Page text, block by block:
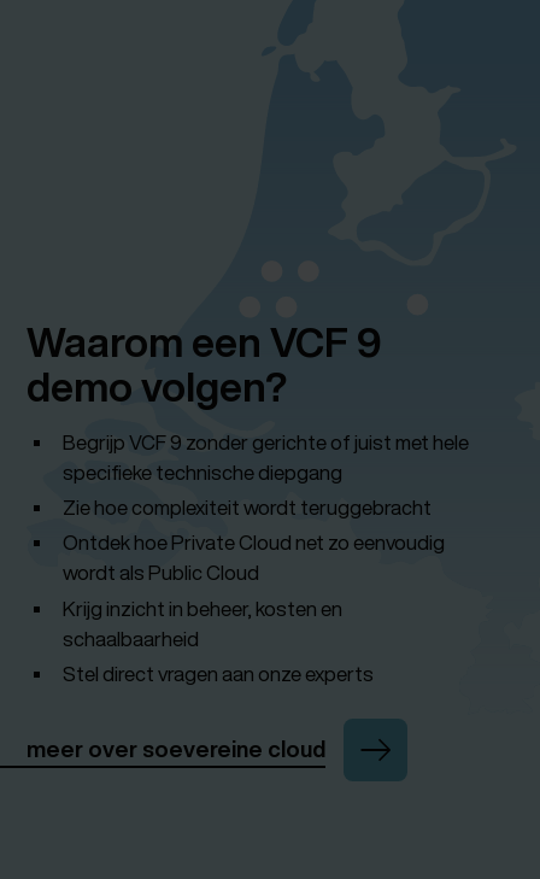
Waarom een VCF 9
demo volgen?
Begrijp VCF 9 zonder gerichte of juist met hele
specifieke technische diepgang
Zie hoe complexiteit wordt teruggebracht
Ontdek hoe Private Cloud net zo eenvoudig
wordt als Public Cloud
Krijg inzicht in beheer, kosten en
schaalbaarheid
Stel direct vragen aan onze experts
meer over soevereine cloud